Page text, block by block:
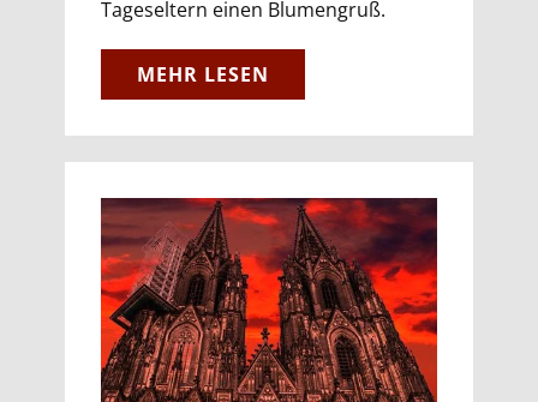
Tageseltern einen Blumengruß.
MEHR LESEN